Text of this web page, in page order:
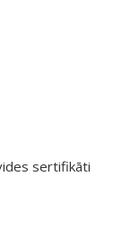
sertifikāti